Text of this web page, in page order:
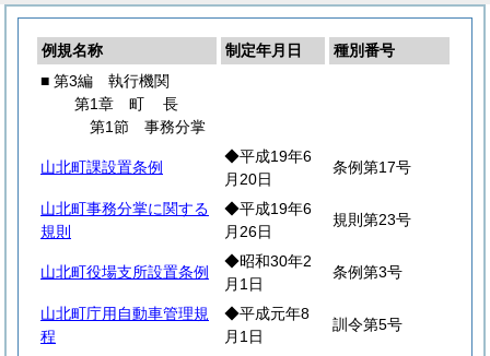
例規名称 制定年月日
種別番号
■ 第3編 執行機関
第1章 町長
第1節 事務分掌
山北町課設置条例
◆平成19年6
月20日
条例第17号
山北町事務分掌に関する
規則
◆平成19年6
月26日
規則第23号
山北町役場支所設置条例
◆昭和30年2
月1日
条例第3号
山北町庁用自動車管理規
程
◆平成元年8
月1日
訓令第5号